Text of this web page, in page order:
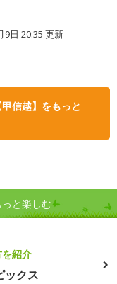
9日 20:35 更新
信越】をもっと
と楽しむ
紹介
ックス